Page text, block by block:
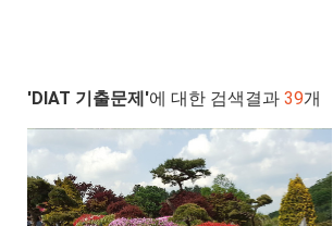
'DIAT 기출문제'에 대한 검색결과 39개